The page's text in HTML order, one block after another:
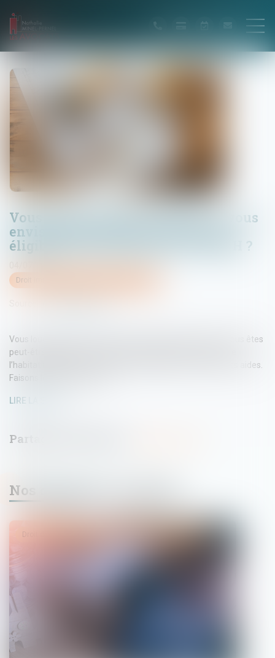
Vous êtes propriétaire bailleur et vous
envisagez des travaux, êtes-vous
éligible aux subventions de l’ANAH ?
Droit immobilier
Vous louez un bien et prévoyez d’y réaliser des travaux. Vous êtes
peut-être éligible aux subventions de l’Agence nationale de
l’habitat (ANAH). Il serait dommage de passer à côté de ces aides.
Faisons le point ensemble...
LIRE LA SUITE
Nos dernières actualités
Droit de la famille, des personnes et de leur patrimoine